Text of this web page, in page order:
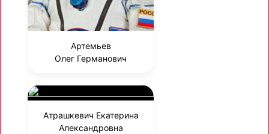
Артемьев
Олег Германович
Атрашкевич Екатерина
Александровна